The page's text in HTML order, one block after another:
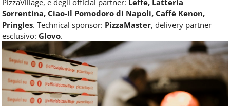
Sorrentina, Ciao-Il Pomodoro di Napoli, Caffè Kenon,
Pringles. Technical sponsor: PizzaMaster, delivery partner
esclusivo: Glovo.